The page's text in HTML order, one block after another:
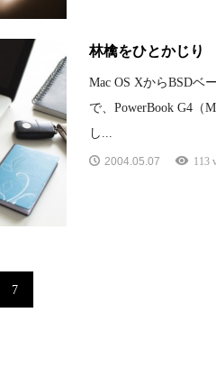
林檎をひとかじり
Mac OS XからBSDベ
で、PowerBook G4（
し...
2004.05.07 113
7